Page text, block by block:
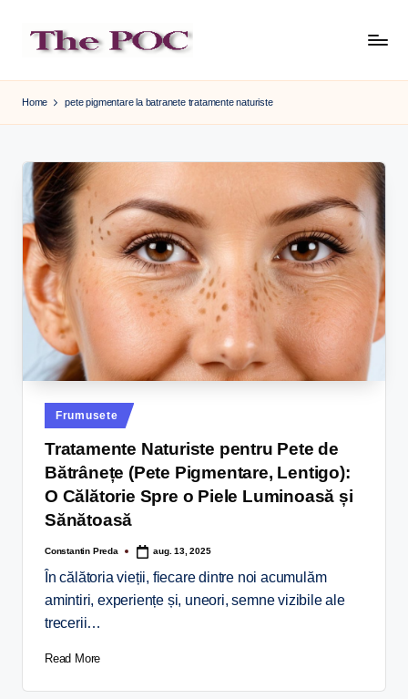
content
Home pete pigmentare la batranete tratamente naturiste
Frumusete
Tratamente Naturiste pentru Pete de
Bătrânețe (Pete Pigmentare, Lentigo):
O Călătorie Spre o Piele Luminoasă și
Sănătoasă
Constantin Preda aug. 13, 2025
În călătoria vieții, fiecare dintre noi acumulăm
amintiri, experiențe și, uneori, semne vizibile ale
trecerii…
Read More